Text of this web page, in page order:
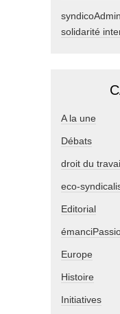
syndicoAdmin
solidarité
A la une
Débats
droit du
eco-
Editorial
Europe
Histoire
Initiatives